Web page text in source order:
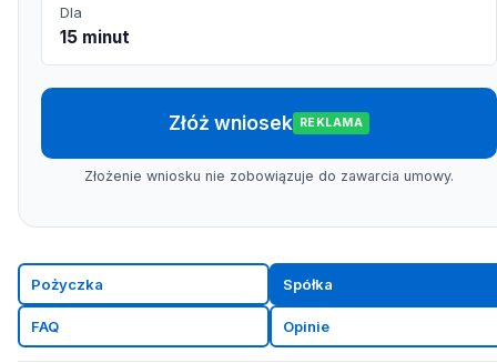
Dla
15 minut
Złóż wniosek REKLAMA
Złożenie wniosku nie zobowiązuje do zawarcia umowy.
Pożyczka Spółka
FAQ Opinie